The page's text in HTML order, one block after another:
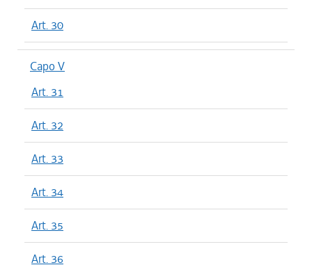
Art. 30
Capo V
Art. 31
Art. 32
Art. 33
Art. 34
Art. 35
Art. 36